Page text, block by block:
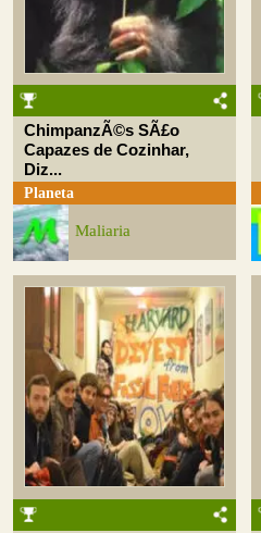
ChimpanzÃ©s SÃ£o
Capazes de Cozinhar,
Diz...
Planeta
Maliaria